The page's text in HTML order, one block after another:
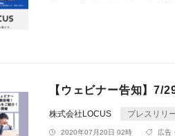
【ウェビナー告知】7/
株式会社LOCUS プレスリリ
2020年07月20日 02時 広告